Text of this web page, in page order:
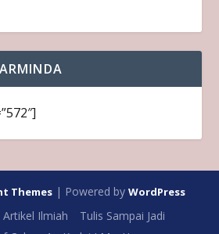
Themes | Powered by WordPress
Artikel Ilmiah
Tulis Sampai Jadi